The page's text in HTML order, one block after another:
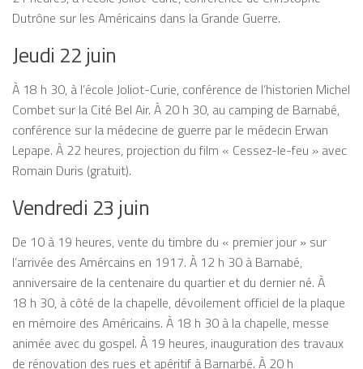
Dutrône sur les Américains dans la Grande Guerre.
Jeudi 22 juin
À 18 h 30, à l’école Joliot-Curie, conférence de l’historien Michel
Combet sur la Cité Bel Air. À 20 h 30, au camping de Barnabé,
conférence sur la médecine de guerre par le médecin Erwan
Lepape. À 22 heures, projection du film « Cessez-le-feu » avec
Romain Duris (gratuit).
Vendredi 23 juin
De 10 à 19 heures, vente du timbre du « premier jour » sur
l’arrivée des Amércains en 1917. À 12 h 30 à Barnabé,
anniversaire de la centenaire du quartier et du dernier né. À
18 h 30, à côté de la chapelle, dévoilement officiel de la plaque
en mémoire des Américains. À 18 h 30 à la chapelle, messe
animée avec du gospel. À 19 heures, inauguration des travaux
de rénovation des rues et apéritif à Barnarbé. À 20 h